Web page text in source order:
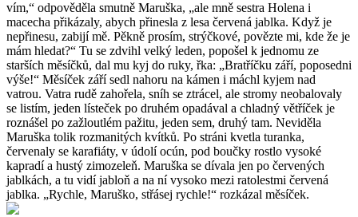
vím,“ odpověděla smutně Maruška, „ale mně sestra Holena i
macecha přikázaly, abych přinesla z lesa červená jablka. Když je
nepřinesu, zabijí mě. Pěkně prosím, strýčkové, povězte mi, kde že je
mám hledat?“ Tu se zdvihl velký leden, popošel k jednomu ze
starších měsíčků, dal mu kyj do ruky, řka: „Bratříčku září, poposedni
výše!“ Měsíček září sedl nahoru na kámen i máchl kyjem nad
vatrou. Vatra rudě zahořela, sníh se ztrácel, ale stromy neobalovaly
se listím, jeden lísteček po druhém opadával a chladný větříček je
roznášel po zažloutlém pažitu, jeden sem, druhý tam. Neviděla
Maruška tolik rozmanitých kvítků. Po stráni kvetla turanka,
červenaly se karafiáty, v údolí ocún, pod boučky rostlo vysoké
kapradí a hustý zimozeleň. Maruška se dívala jen po červených
jablkách, a tu vidí jabloň a na ní vysoko mezi ratolestmi červená
jablka. „Rychle, Maruško, střásej rychle!“ rozkázal měsíček.